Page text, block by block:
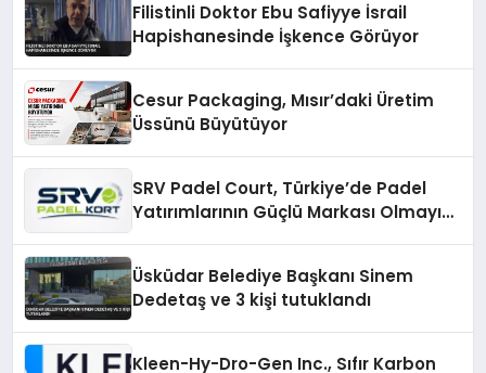
Filistinli Doktor Ebu Safiyye İsrail
Hapishanesinde İşkence Görüyor
Cesur Packaging, Mısır’daki Üretim
Üssünü Büyütüyor
SRV Padel Court, Türkiye’de Padel
Yatırımlarının Güçlü Markası Olmayı
Üsküdar Belediye Başkanı Sinem
Dedetaş ve 3 kişi tutuklandı
Kleen-Hy-Dro-Gen Inc., Sıfır Karbon